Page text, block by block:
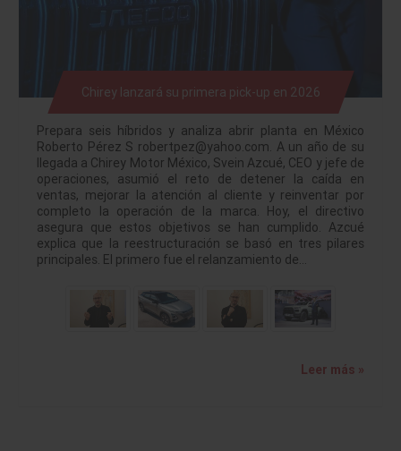
Chirey lanzará su primera pick-up en 2026
Prepara seis híbridos y analiza abrir planta en México
Roberto Pérez S robertpez@yahoo.com. A un año de su
llegada a Chirey Motor México, Svein Azcué, CEO y jefe de
operaciones, asumió el reto de detener la caída en
ventas, mejorar la atención al cliente y reinventar por
completo la operación de la marca. Hoy, el directivo
asegura que estos objetivos se han cumplido. Azcué
explica que la reestructuración se basó en tres pilares
principales. El primero fue el relanzamiento de…
Leer más »